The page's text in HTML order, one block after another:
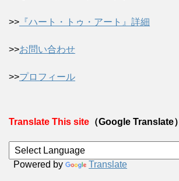
>> 『ハート・トゥ・アート』詳細
>>お問い合わせ
>>プロフィール
Translate This site （Google Translate）
Powered by Translate